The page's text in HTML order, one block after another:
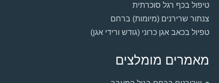
טיפול בכף רגל סוכרתית
צנתור שרירנים (מיומות) ברחם
טפיול בכאב אגן כרוני (גודש ורידי אגן)
מאמרים מומלצים